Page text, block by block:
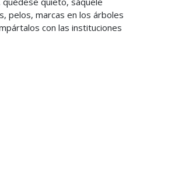
pelos, marcas en los árboles
con las instituciones